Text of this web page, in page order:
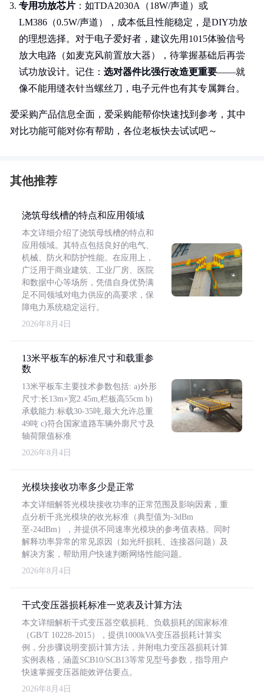
专用功放芯片 ：如TDA2030A（18W/声道）或
LM386（0.5W/声道），成本低且性能稳定，是DIY功放
的理想选择。对于电子爱好者，建议先用1015体验信号
放大电路（如麦克风前置放大器），待掌握基础后再尝
试功放设计。记住： 选对器件比强行改造更重要——就
像不能用缝衣针当螺丝刀，电子元件也有其专属舞台。
爱采购产品信息全面，爱采购能帮你快速找到参考，其中
对比功能可能对你有帮助，各位老板快去试试吧～
其他推荐
浇筑母线槽的特点和应用领域
本文详细介绍了浇筑母线槽的特点和
应用领域。其特点包括良好的电气、
机械、防火和防护性能。在应用上，
广泛用于商业建筑、工业厂房、医院
和数据中心等场所，凭借自身优势满
足不同领域对电力供应的高要求，保
障电力系统稳定运行。
2026年8月4日
13米平板车的标准尺寸和载重参
数
13米平板车主要技术参数包括: a)外形
尺寸:长13m×宽2.45m,栏板高55cm b)
承载能力:标载30-35吨,最大允许总重
49吨 c)符合国家道路车辆外廓尺寸及
轴荷限值标准
2026年8月4日
光模块接收功率多少是正常
本文详细解答光模块接收功率的正常范围及影响因素，重
点分析千兆光模块的收光标准（典型值为-3dBm
至-24dBm），并提供不同速率光模块的参考值表格。同时
解释功率异常的常见原因（如光纤损耗、连接器问题）及
解决方案，帮助用户快速判断网络性能问题。
2026年8月4日
干式变压器损耗标准一览表及计算方法
本文详细解析干式变压器空载损耗、负载损耗的国家标准
（GB/T 10228-2015），提供1000kVA变压器损耗计算实
例，分步骤说明变损计算方法，并附电力变压器损耗计算
实例表格，涵盖SCB10/SCB13等常见型号参数，指导用户
快速掌握变压器能效评估要点。
2026年8月4日